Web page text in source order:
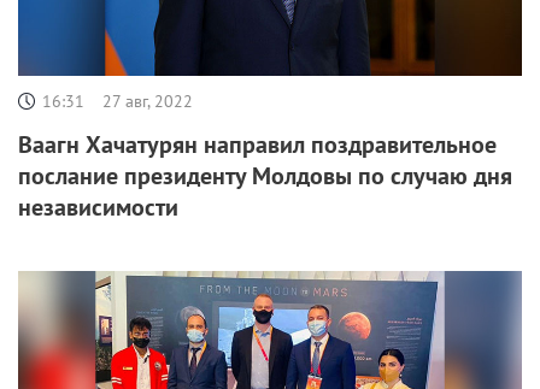
16:31 27 авг, 2022
Ваагн Хачатурян направил поздравительное
послание президенту Молдовы по случаю дня
независимости